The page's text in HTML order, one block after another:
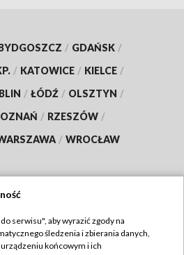
/ GDAŃSK /
/ KATOWICE / KIELCE /
/ ŁÓDŹ / OLSZTYN /
/ RZESZÓW /
/ WROCŁAW
TVP
serwisu", aby wyrazić zgody na
śledzenia i zbierania danych,
końcowym i ich